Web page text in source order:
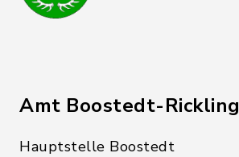
Amt Boostedt-Rickling
Hauptstelle Boostedt